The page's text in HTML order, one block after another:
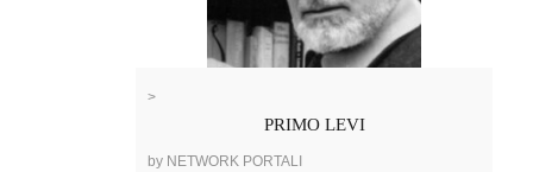
>
PRIMO LEVI
by NETWORK PORTALI